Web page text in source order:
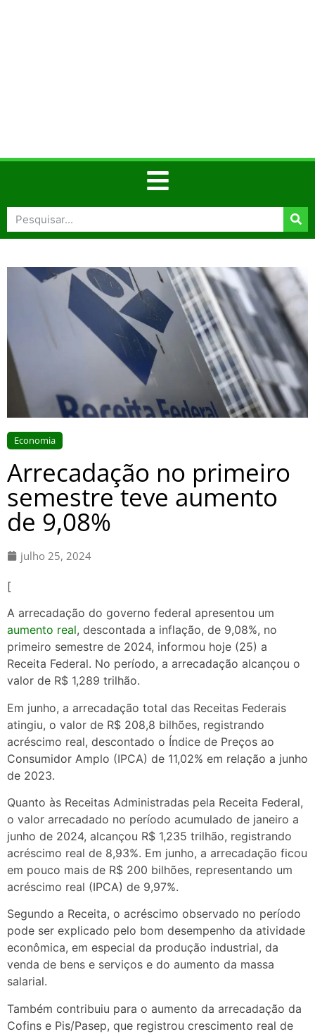
Economia
Arrecadação no primeiro
semestre teve aumento
de 9,08%
julho 25, 2024
[
A arrecadação do governo federal apresentou um
aumento real, descontada a inflação, de 9,08%, no
primeiro semestre de 2024, informou hoje (25) a
Receita Federal. No período, a arrecadação alcançou o
valor de R$ 1,289 trilhão.
Em junho, a arrecadação total das Receitas Federais
atingiu, o valor de R$ 208,8 bilhões, registrando
acréscimo real, descontado o Índice de Preços ao
Consumidor Amplo (IPCA) de 11,02% em relação a junho
de 2023.
Quanto às Receitas Administradas pela Receita Federal,
o valor arrecadado no período acumulado de janeiro a
junho de 2024, alcançou R$ 1,235 trilhão, registrando
acréscimo real de 8,93%. Em junho, a arrecadação ficou
em pouco mais de R$ 200 bilhões, representando um
acréscimo real (IPCA) de 9,97%.
Segundo a Receita, o acréscimo observado no período
pode ser explicado pelo bom desempenho da atividade
econômica, em especial da produção industrial, da
venda de bens e serviços e do aumento da massa
salarial.
Também contribuiu para o aumento da arrecadação da
Cofins e Pis/Pasep, que registrou crescimento real de